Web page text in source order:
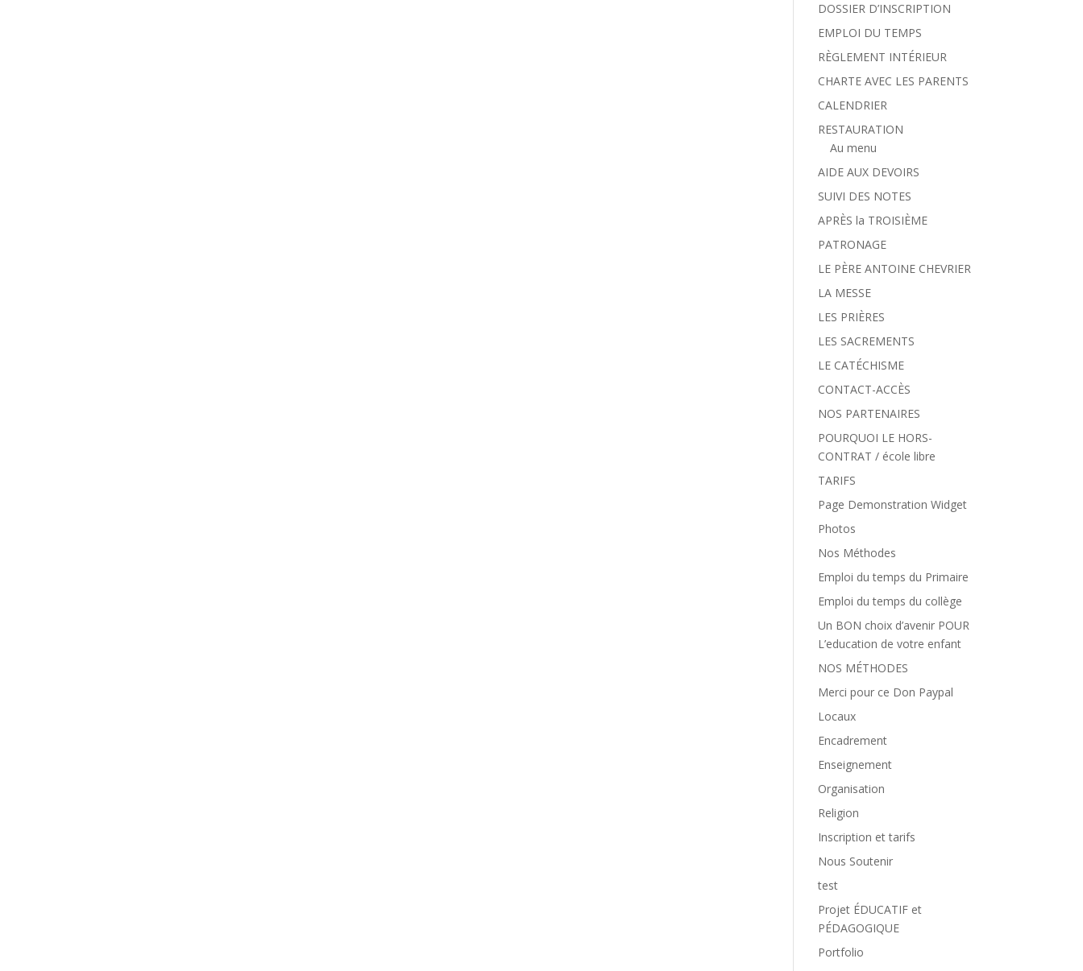
DOSSIER D’INSCRIPTION
EMPLOI DU TEMPS
RÈGLEMENT INTÉRIEUR
CHARTE AVEC LES PARENTS
CALENDRIER
RESTAURATION
Au menu
AIDE AUX DEVOIRS
SUIVI DES NOTES
APRÈS la TROISIÈME
PATRONAGE
LE PÈRE ANTOINE CHEVRIER
LA MESSE
LES PRIÈRES
LES SACREMENTS
LE CATÉCHISME
CONTACT-ACCÈS
NOS PARTENAIRES
POURQUOI LE HORS-
CONTRAT / école libre
TARIFS
Page Demonstration Widget
Photos
Nos Méthodes
Emploi du temps du Primaire
Emploi du temps du collège
Un BON choix d’avenir POUR
L’education de votre enfant
NOS MÉTHODES
Merci pour ce Don Paypal
Locaux
Encadrement
Enseignement
Organisation
Religion
Inscription et tarifs
Nous Soutenir
test
Projet ÉDUCATIF et
PÉDAGOGIQUE
Portfolio